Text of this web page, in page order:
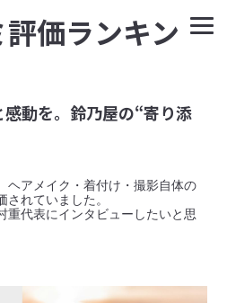
価ランキン
動を。鈴乃屋の“寄り添
ヘアメイク・着付け・撮影自体の
れていました。
重代表にインタビューしたいと思